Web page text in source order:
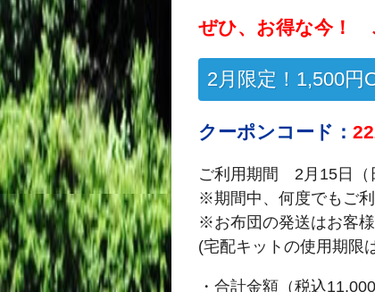
ぜひ、お得な今！
2月限定！1,500円
クーポンコード：
ご利用期間 2月15日（
※期間中、何度でもご
※お布団の発送はお客
(宅配キットの使用期限
・合計金額（税込